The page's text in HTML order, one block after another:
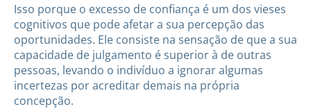
Isso porque o excesso de confiança é um dos vieses
cognitivos que pode afetar a sua percepção das
oportunidades. Ele consiste na sensação de que a sua
capacidade de julgamento é superior à de outras
pessoas, levando o indivíduo a ignorar algumas
incertezas por acreditar demais na própria
concepção.